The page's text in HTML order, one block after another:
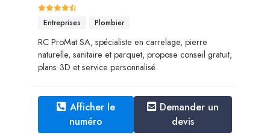
Entreprises Plombier
RC ProMat SA, spécialiste en carrelage, pierre
naturelle, sanitaire et parquet, propose conseil gratuit,
plans 3D et service personnalisé.
Afficher le
numéro
Demander un
devis